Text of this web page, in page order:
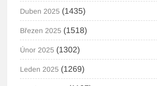
Duben 2025 (1435)
Březen 2025 (1518)
Únor 2025 (1302)
Leden 2025 (1269)